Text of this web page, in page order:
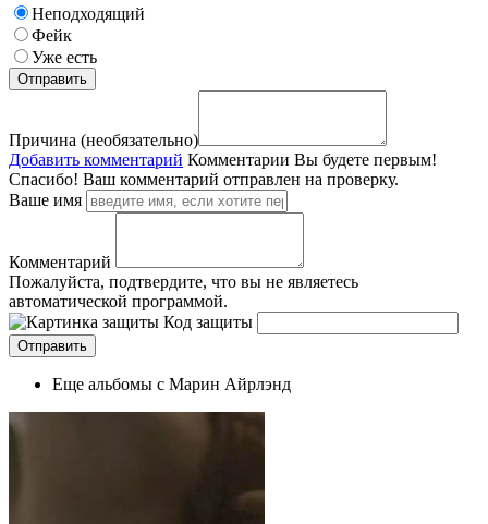
Неподходящий
Фейк
Уже есть
Причина (необязательно)
Добавить комментарий Комментарии Вы будете первым!
Спасибо! Ваш комментарий отправлен на проверку.
Ваше имя
Комментарий
Пожалуйста, подтвердите, что вы не являетесь
автоматической программой.
Код защиты
Еще альбомы с Марин Айрлэнд